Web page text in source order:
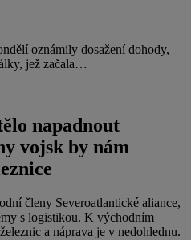
oznámily dosažení dohody,
jež začala…
napadnout
vojsk by nám
členy Severoatlantické aliance,
s logistikou. K východním
a náprava je v nedohlednu.